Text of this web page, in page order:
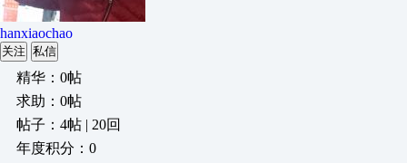
hanxiaochao
关注 私信
精华：0帖
求助：0帖
帖子：4帖 | 20回
年度积分：0